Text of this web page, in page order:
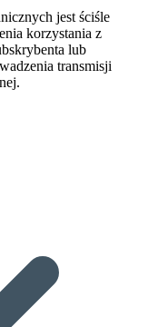
jest ściśle
korzystania z
lub
transmisji